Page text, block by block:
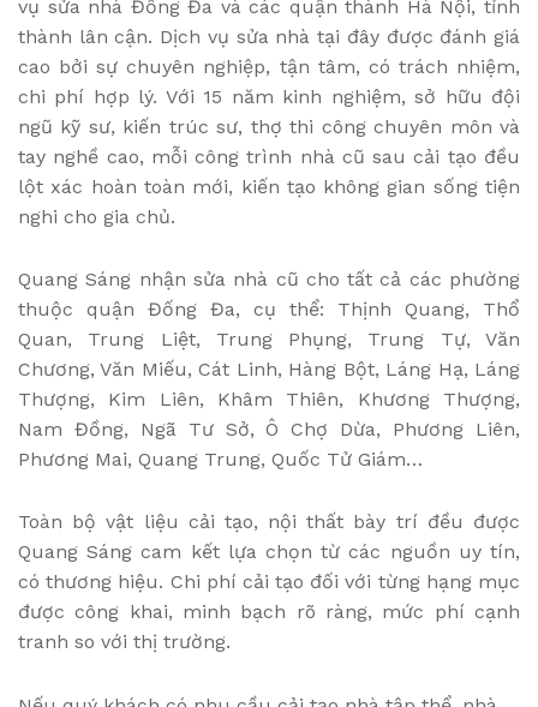
vụ sửa nhà Đống Đa và các quận thành Hà Nội, tỉnh
thành lân cận. Dịch vụ sửa nhà tại đây được đánh giá
cao bởi sự chuyên nghiệp, tận tâm, có trách nhiệm,
chi phí hợp lý. Với 15 năm kinh nghiệm, sở hữu đội
ngũ kỹ sư, kiến trúc sư, thợ thi công chuyên môn và
tay nghề cao, mỗi công trình nhà cũ sau cải tạo đều
lột xác hoàn toàn mới, kiến tạo không gian sống tiện
nghi cho gia chủ.
Quang Sáng nhận sửa nhà cũ cho tất cả các phường
thuộc quận Đống Đa, cụ thể: Thịnh Quang, Thổ
Quan, Trung Liệt, Trung Phụng, Trung Tự, Văn
Chương, Văn Miếu, Cát Linh, Hàng Bột, Láng Hạ, Láng
Thượng, Kim Liên, Khâm Thiên, Khương Thượng,
Nam Đồng, Ngã Tư Sở, Ô Chợ Dừa, Phương Liên,
Phương Mai, Quang Trung, Quốc Tử Giám…
Toàn bộ vật liệu cải tạo, nội thất bày trí đều được
Quang Sáng cam kết lựa chọn từ các nguồn uy tín,
có thương hiệu. Chi phí cải tạo đối với từng hạng mục
được công khai, minh bạch rõ ràng, mức phí cạnh
tranh so với thị trường.